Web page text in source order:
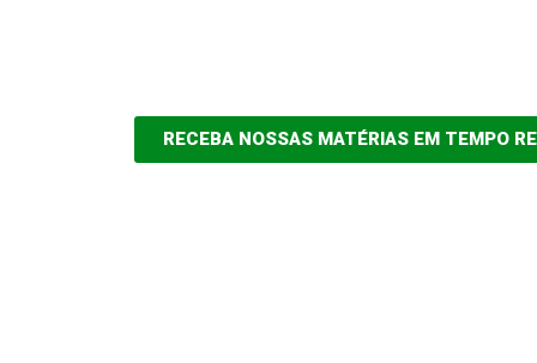
RECEBA NOSSAS MATÉRIAS EM TEMPO